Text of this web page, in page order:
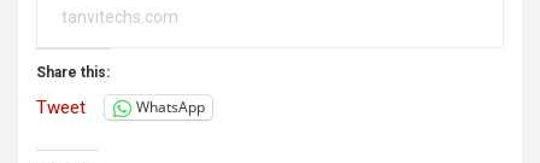
tanvitechs.com
Share this:
Tweet WhatsApp